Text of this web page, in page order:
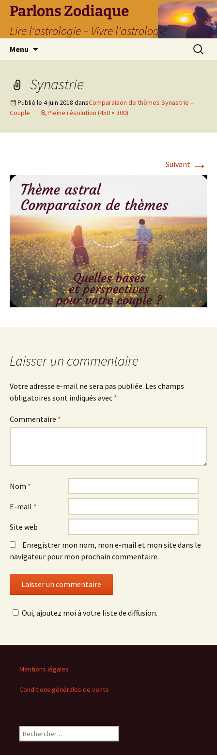
Parlons Zodiaque
Lire l'astrologie – Vivre l'astrologie
Menu
Synastrie
Publié le 4 juin 2018 dansComparaison de thèmes Synastrie –
Couple
Pleine résolution (450 × 300)
Suivant →
Laisser un commentaire
Votre adresse e-mail ne sera pas publiée. Les champs
obligatoires sont indiqués avec *
Commentaire *
Nom *
E-mail *
Site web
Enregistrer mon nom, mon e-mail et mon site dans le
navigateur pour mon prochain commentaire.
Oui, ajoutez moi à votre liste de diffusion.
Mentions légales
Conditions générales de vente
Rechercher :